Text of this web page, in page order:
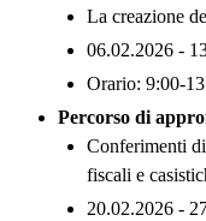
La creazione
06.02.2026 -
Orario: 9:00-
Percorso di
Conferimenti
fiscali e
20.02.2026 -